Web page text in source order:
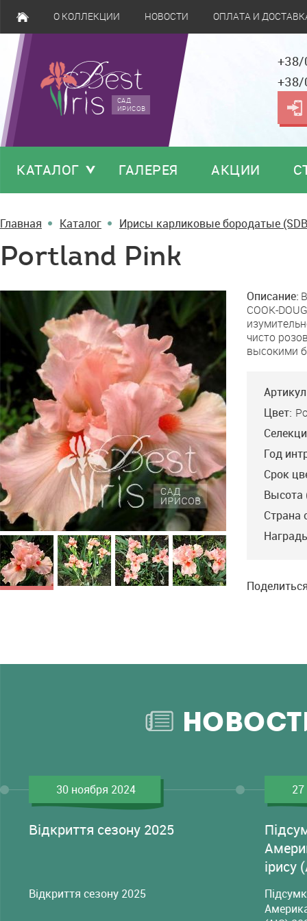
О КОЛЛЕКЦИИ НОВОСТИ ОПЛАТА И
САД
ИРИСОВ
КАТАЛОГ ГАЛЕРЕЯ АКЦИИ
Главная Каталог Ирисы карликовые бородатые
Portland Pink
Portland
Pink
Описание:
COOK-
чисто
высокими
Цвет:
Год
Срок
Высота
Страна
30 ноября 2024
Відкриття сезону 2025
Відкриття сезону 2025
ірису